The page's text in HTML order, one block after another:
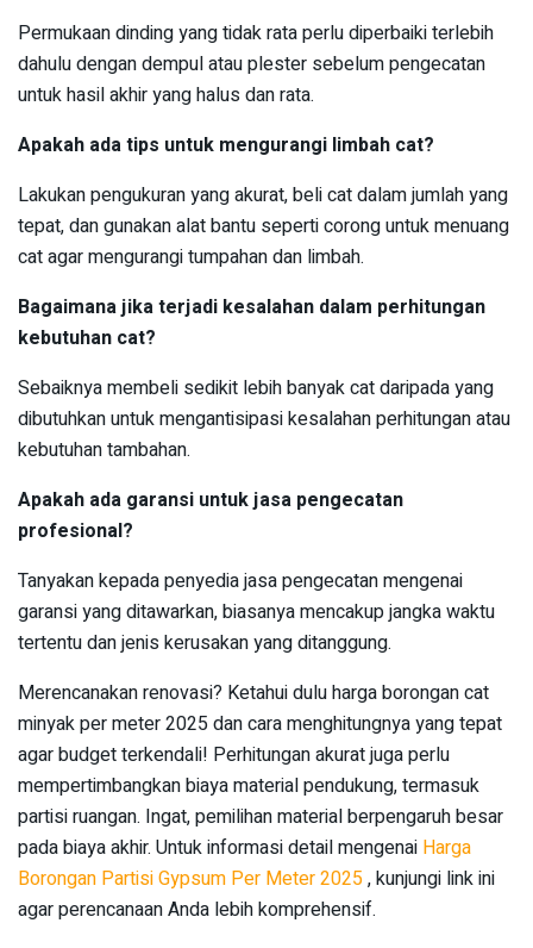
Permukaan dinding yang tidak rata perlu diperbaiki terlebih
dahulu dengan dempul atau plester sebelum pengecatan
untuk hasil akhir yang halus dan rata.
Apakah ada tips untuk mengurangi limbah cat?
Lakukan pengukuran yang akurat, beli cat dalam jumlah yang
tepat, dan gunakan alat bantu seperti corong untuk menuang
cat agar mengurangi tumpahan dan limbah.
Bagaimana jika terjadi kesalahan dalam perhitungan
kebutuhan cat?
Sebaiknya membeli sedikit lebih banyak cat daripada yang
dibutuhkan untuk mengantisipasi kesalahan perhitungan atau
kebutuhan tambahan.
Apakah ada garansi untuk jasa pengecatan
profesional?
Tanyakan kepada penyedia jasa pengecatan mengenai
garansi yang ditawarkan, biasanya mencakup jangka waktu
tertentu dan jenis kerusakan yang ditanggung.
Merencanakan renovasi? Ketahui dulu harga borongan cat
minyak per meter 2025 dan cara menghitungnya yang tepat
agar budget terkendali! Perhitungan akurat juga perlu
mempertimbangkan biaya material pendukung, termasuk
partisi ruangan. Ingat, pemilihan material berpengaruh besar
pada biaya akhir. Untuk informasi detail mengenai Harga
Borongan Partisi Gypsum Per Meter 2025, kunjungi link ini
agar perencanaan Anda lebih komprehensif.